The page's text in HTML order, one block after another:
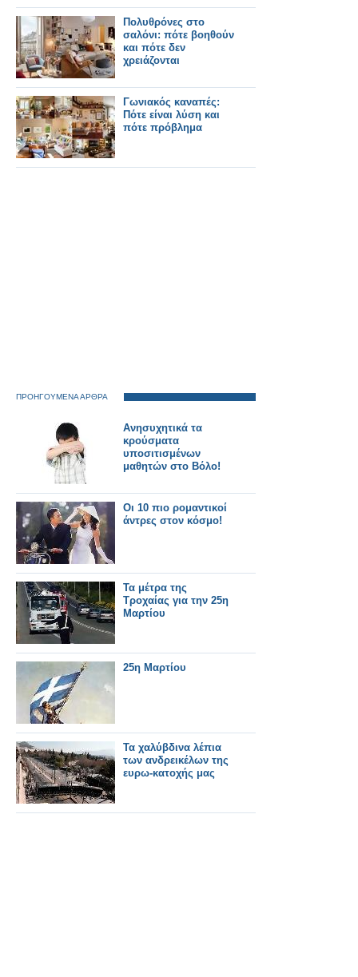
Πολυθρόνες στο
σαλόνι: πότε βοηθούν
και πότε δεν
χρειάζονται
Γωνιακός καναπές:
Πότε είναι λύση και
πότε πρόβλημα
ΠΡΟΗΓΟΥΜΕΝΑ ΑΡΘΡΑ
Ανησυχητικά τα
κρούσματα
υποσιτισμένων
μαθητών στο Βόλο!
Οι 10 πιο ρομαντικοί
άντρες στον κόσμο!
Τα μέτρα της
Τροχαίας για την 25η
Μαρτίου
25η Μαρτίου
Τα χαλύβδινα λέπια
των ανδρεικέλων της
ευρω-κατοχής μας